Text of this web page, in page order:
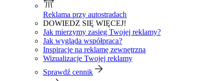
Reklama przy autostradach
DOWIEDZ SIĘ WIĘCEJ!
Jak mierzymy zasięg Twojej reklamy?
Jak wygląda współpraca?
Inspiracje na reklamę zewnętrzną
Wizualizacje Twojej reklamy
Sprawdź cennik